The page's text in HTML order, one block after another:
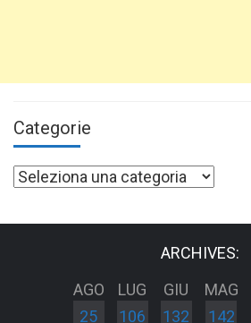
Categorie
Categorie
ARCHIVES:
AGO
25
LUG
106
GIU
132
MAG
142